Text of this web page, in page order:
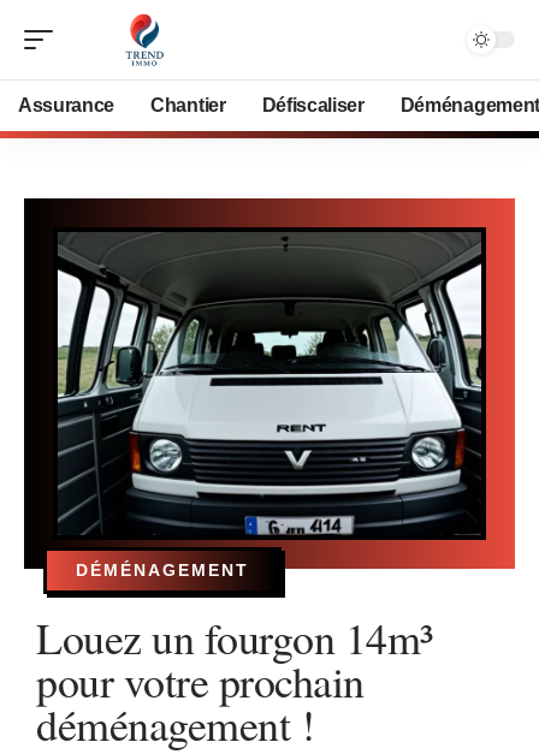
Assurance Chantier Défiscaliser Déménagement
DÉMÉNAGEMENT
Louez un fourgon 14m³
pour votre prochain
déménagement !